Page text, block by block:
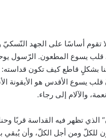
تقوم أساسًا على الجهد
في قلب يسوع المطعون. الرّسول
بيّن الله لنا بشكلٍ قاطع كيف
يسوع الأقدس هو الأيقونة
والآلام إلى رجاء.
الذي تظهر فيه القداسة قربًا
للكلّ ومن أجل الكلّ، وأن يُبقي